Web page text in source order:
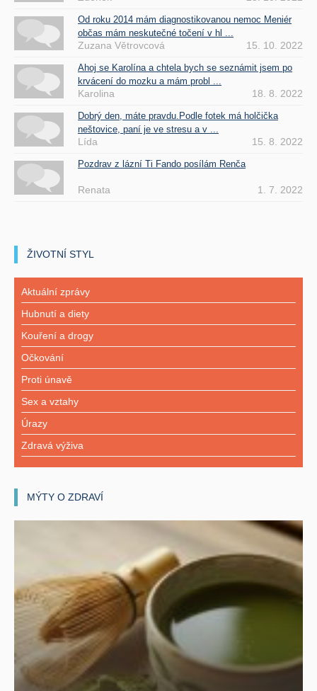
Od roku 2014 mám diagnostikovanou nemoc Meniér
občas mám neskutečné točení v hl ...
Zuzana Větrovcová 15. 10. 2022
Ahoj se Karolína a chtela bych se seznámit jsem po
krvácení do mozku a mám probl ...
Karolina 18. 8. 2022
Dobrý den, máte pravdu.Podle fotek má holčička
neštovice, paní je ve stresu a v ...
Lída 15. 8. 2022
Pozdrav z lázní Ti Fando posílám Renča
Renata 1. 7. 2022
ŽIVOTNÍ STYL
Aktuální zprávy
Hubnutí a diety
Kouření a drogy
Očkování
Proti únavě
Sex a vztahy
Úrazy
Zdravá výživa
MÝTY O ZDRAVÍ